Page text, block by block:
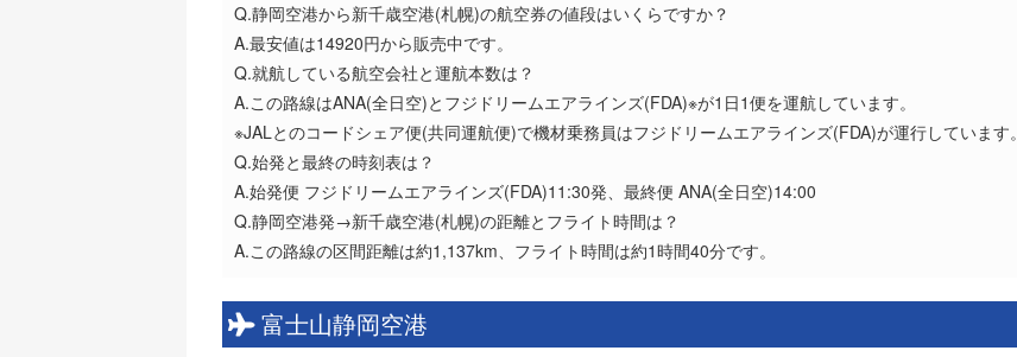
Q.静岡空港から新千歳空港(札幌)の航空券の値段はいくらですか？
A.最安値は14920円から販売中です。
Q.就航している航空会社と運航本数は？
A.この路線はANA(全日空)とフジドリームエアラインズ(FDA)※が1日1便を運航しています。
※JALとのコードシェア便(共同運航便)で機材乗務員はフジドリームエアラインズ(FDA)が運行しています。
Q.始発と最終の時刻表は？
A.始発便 フジドリームエアラインズ(FDA)11:30発、最終便 ANA(全日空)14:00
Q.静岡空港発→新千歳空港(札幌)の距離とフライト時間は？
A.この路線の区間距離は約1,137km、フライト時間は約1時間40分です。
富士山静岡空港